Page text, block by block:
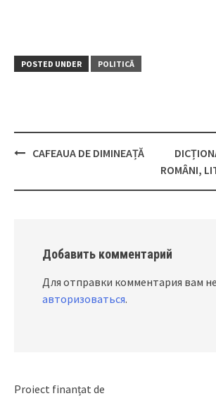
POSTED UNDER POLITICĂ
navigation
CAFEAUA DE DIMINEAȚĂ
ROMÂNI,
Добавить комментарий
Для отправки комментария вам
авторизоваться.
Proiect finanțat de